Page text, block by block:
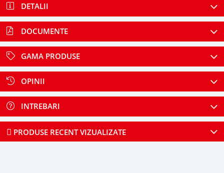
DETALII
DOCUMENTE
GAMA PRODUSE
OPINII
INTREBARI
PRODUSE RECENT VIZUALIZATE